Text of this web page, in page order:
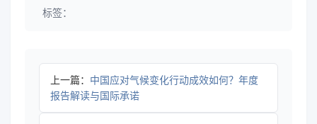
标签：
上一篇： 中国应对气候变化行动成效如何？年度
报告解读与国际承诺